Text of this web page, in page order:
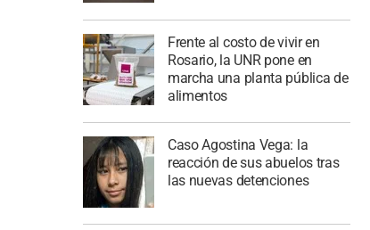
Frente al costo de vivir en
Rosario, la UNR pone en
marcha una planta pública de
alimentos
Caso Agostina Vega: la
reacción de sus abuelos tras
las nuevas detenciones